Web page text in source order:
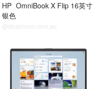
HP OmniBook X Flip 16英寸
银色
@dealmoon.com.au